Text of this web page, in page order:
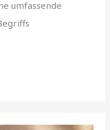
umfassende